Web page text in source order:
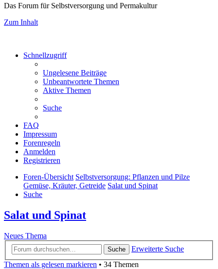
Das Forum für Selbstversorgung und Permakultur
Zum Inhalt
Schnellzugriff
Ungelesene Beiträge
Unbeantwortete Themen
Aktive Themen
Suche
FAQ
Impressum
Forenregeln
Anmelden
Registrieren
Foren-Übersicht Selbstversorgung: Pflanzen und Pilze
Gemüse, Kräuter, Getreide Salat und Spinat
Suche
Salat und Spinat
Neues Thema
Suche
Erweiterte Suche
Themen als gelesen markieren • 34 Themen